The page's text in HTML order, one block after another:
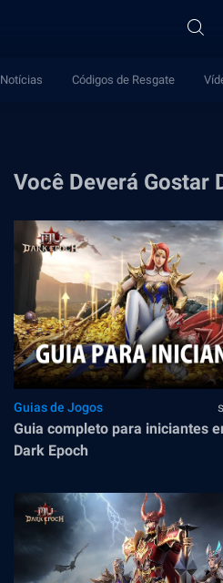
Notícias Códigos de Resgate
Você Deverá Gostar
Guias de Jogos
Guia completo para iniciantes
Dark Epoch